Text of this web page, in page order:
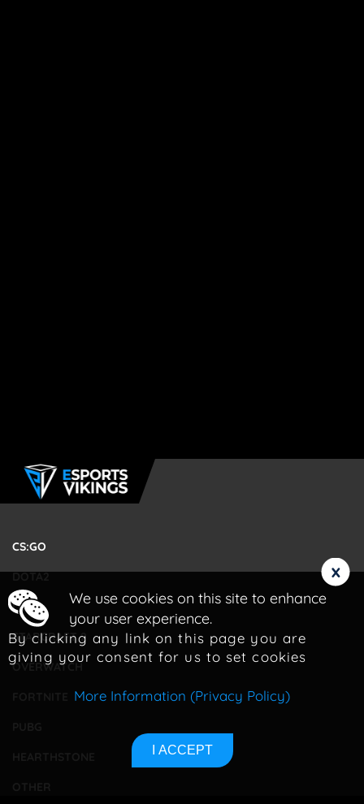
CS:GO
DOTA2
LOL
STARCRAFT 2
OVERWATCH
We use cookies on this site to enhance
your user experience.
By clicking any link on this page you are
giving your consent for us to set cookies
More Information (Privacy Policy)
I ACCEPT
x